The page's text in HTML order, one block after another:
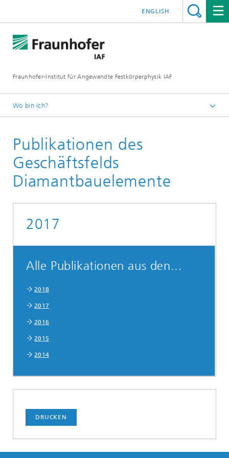
Fraunhofer-Institut für Angewandte Festkörperphysik IAF
ENGLISH
Wo bin ich?
Mediathek
Wissenschaftliche Publikationen
Publikationen des
Geschäftsfelds
Diamantbauelemente
2017
Alle Publikationen aus den...
2018
2017
2016
2015
2014
DRUCKEN